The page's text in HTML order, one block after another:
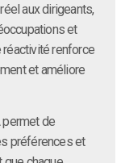
aux dirigeants,
et
réactivité renforce
et améliore
permet de
préférences et